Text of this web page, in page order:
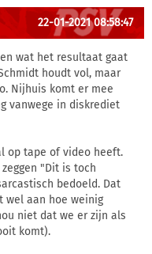
22-01-2021 08:58:47
wat het resultaat gaat
houdt vol, maar
Nijhuis komt er mee
vanwege in diskrediet
op tape of video heeft.
"Dit is toch
bedoeld. Dat
wel aan hoe weinig
niet dat we er zijn als
komt).